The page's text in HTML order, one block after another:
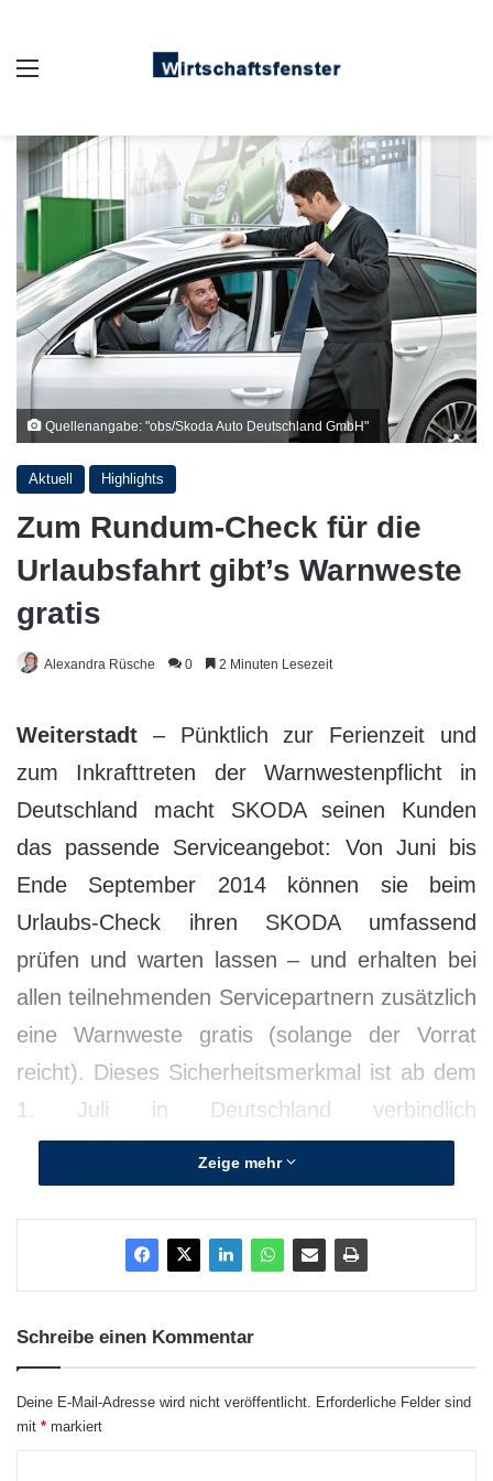
Quellenangabe: "obs/Skoda Auto Deutschland GmbH"
Aktuell Highlights
Zum Rundum-Check für die
Urlaubsfahrt gibt’s Warnweste
gratis
Alexandra Rüsche 0 2 Minuten Lesezeit
Weiterstadt – Pünktlich zur Ferienzeit und
zum Inkrafttreten der Warnwestenpflicht in
Deutschland macht SKODA seinen Kunden
das passende Serviceangebot: Von Juni bis
Ende September 2014 können sie beim
Urlaubs-Check ihren SKODA umfassend
prüfen und warten lassen – und erhalten bei
allen teilnehmenden Servicepartnern zusätzlich
eine Warnweste gratis (solange der Vorrat
reicht). Dieses Sicherheitsmerkmal ist ab dem
1. Juli in Deutschland verbindlich
vorgeschrieben, in vielen europäischen
Ländern gilt die Warnwestenpflicht bereits
heute.
Beim SKODA Urlaubs-Check untersuchen die
Serviceprofis jedes Fahrzeug auf Herz und
Nieren. Die Checkliste umfasst insgesamt 25
Kriterien – von der Funktionsprüfung aller
sicherheitsrelevanten Fahrzeugteile wie
Zeige mehr
Schreibe einen Kommentar
Deine E-Mail-Adresse wird nicht veröffentlicht. Erforderliche Felder sind
mit * markiert